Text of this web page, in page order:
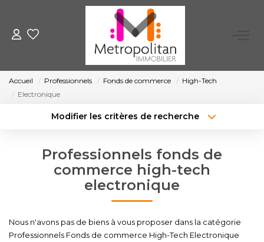
EXPERTISER
FAIRE GÉRER
NOTRE AGENCE
Qui Sommes-Nous
Accueil Professionnels Fonds de commerce
High-Tech
Electronique
Modifier les critères de recherche
Sélectionnez...
Type de bien
Surface min
Créer une alerte
Professionnels fonds de
commerce high-tech
electronique
Nous n'avons pas de biens à vous proposer dans la catégorie
Professionnels Fonds de commerce High-Tech Electronique